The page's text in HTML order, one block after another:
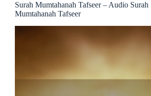
Surah Mumtahanah Tafseer – Audio Surah
Mumtahanah Tafseer